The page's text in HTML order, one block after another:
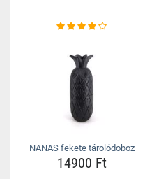
NANAS fekete tárolódoboz
14900 Ft